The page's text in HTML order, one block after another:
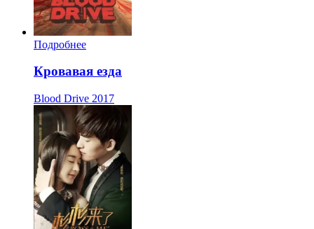
Подробнее
Кровавая езда
Blood Drive 2017